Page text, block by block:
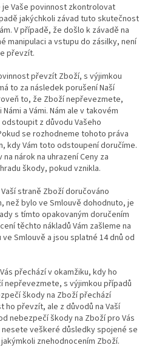
Vaše povinnost zkontrolovat
jakýchkoli závad tuto skutečnost
V případě, že došlo k závadě na
manipulaci a vstupu do zásilky, není
převzít.
převzít Zboží, s výjimkou
to za následek porušení Naší
to, že Zboží nepřevezmete,
a Vámi. Nám ale v takovém
z důvodu Vašeho
se rozhodneme tohoto práva
kdy Vám toto odstoupení doručíme.
nárok na uhrazení Ceny za
škody, pokud vznikla.
straně Zboží doručováno
než bylo ve Smlouvě dohodnuto, je
s tímto opakovaným doručením
těchto nákladů Vám zašleme na
Smlouvě a jsou splatné 14 dnů od
přechází v okamžiku, kdy ho
nepřevezmete, s výjimkou případů
škody na Zboží přechází
převzít, ale z důvodů na Vaší
nebezpečí škody na Zboží pro Vás
veškeré důsledky spojené se
znehodnocením Zboží.